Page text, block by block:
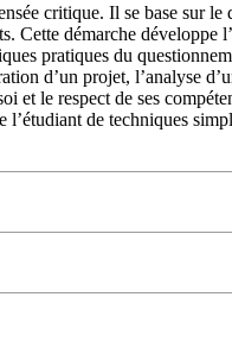
critique. Il se base sur
Cette démarche développe
pratiques du
d’un projet, l’analyse
et le respect de ses
de techniques